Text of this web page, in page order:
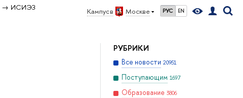
Кампус в Москве РУС EN
ИСИЭЗ
РУБРИКИ
Все новости 20951
Поступающим 1697
Образование 3806